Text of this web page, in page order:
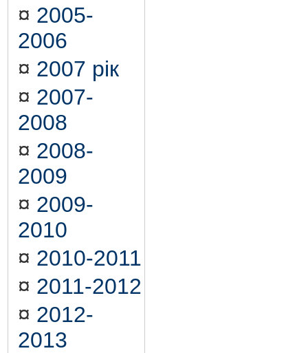
¤ 2005-
2006
¤ 2007 рік
¤ 2007-
2008
¤ 2008-
2009
¤ 2009-
2010
¤ 2010-2011
¤ 2011-2012
¤ 2012-
2013